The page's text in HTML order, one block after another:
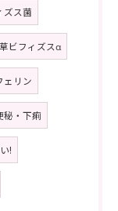
ズス菌
ビフィズスα
ェリン
秘・下痢
!